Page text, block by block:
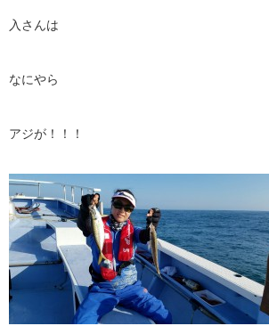
入さんは
なにやら
アジが！！！